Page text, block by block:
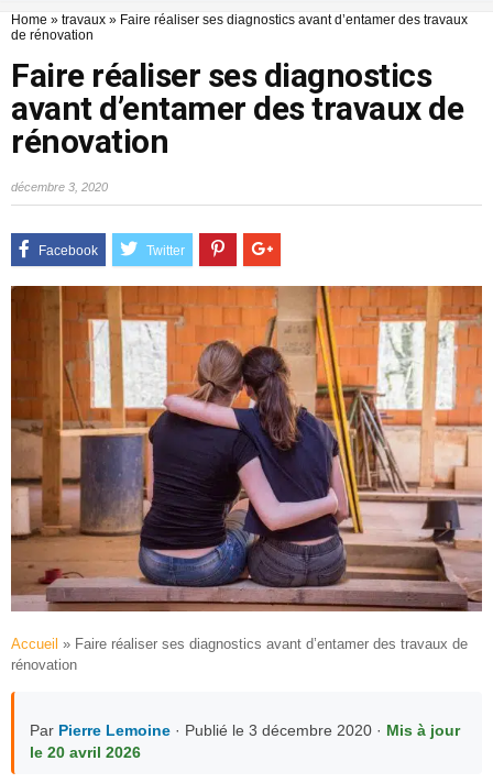
Home » travaux » Faire réaliser ses diagnostics avant d’entamer des travaux
de rénovation
Faire réaliser ses diagnostics
avant d’entamer des travaux de
rénovation
décembre 3, 2020
Accueil » Faire réaliser ses diagnostics avant d’entamer des travaux de
rénovation
Par Pierre Lemoine · Publié le 3 décembre 2020 · Mis à jour
le 20 avril 2026